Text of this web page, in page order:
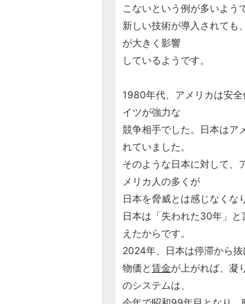
こないという例が多いよう
新しい技術が導入されても
が大きく影響
しているようです。
1980年代、アメリカは安
イツが強力な
競争相手でした。日本はア
れていました。
そのような日本に対して、
メリカ人の多くが
日本を脅威とは感じなくな
日本は「失われた30年」
えたからです。 で
2024年、日本は停滞から抜
物価と賃金が上がれば、凝
のシステムは、